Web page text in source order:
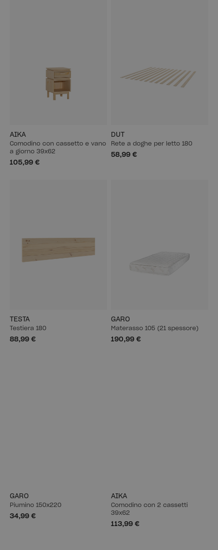
AIKA
Comodino con cassetto e vano
a giorno 39x62
105,99 €
DUT
Rete a doghe per letto 180
58,99 €
TESTA
Testiera 180
88,99 €
GARO
Materasso 105 (21 spessore)
190,99 €
GARO
Piumino 150x220
34,99 €
AIKA
Comodino con 2 cassetti
39x62
113,99 €